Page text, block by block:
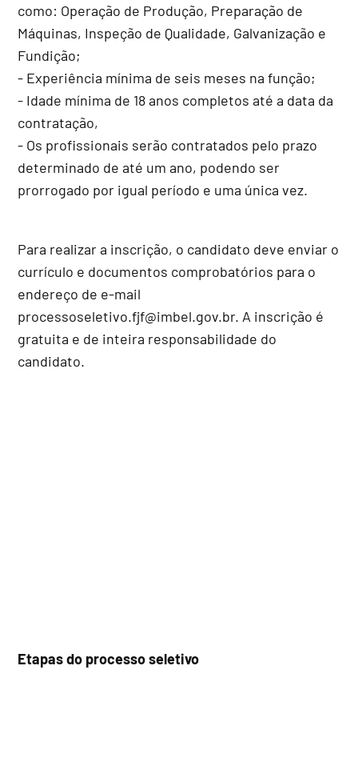
como: Operação de Produção, Preparação de
Máquinas, Inspeção de Qualidade, Galvanização e
Fundição;
- Experiência mínima de seis meses na função;
- Idade mínima de 18 anos completos até a data da
contratação,
- Os profissionais serão contratados pelo prazo
determinado de até um ano, podendo ser
prorrogado por igual período e uma única vez.
Para realizar a inscrição, o candidato deve enviar o
currículo e documentos comprobatórios para o
endereço de e-mail
processoseletivo.fjf@imbel.gov.br. A inscrição é
gratuita e de inteira responsabilidade do
candidato.
Etapas do processo seletivo